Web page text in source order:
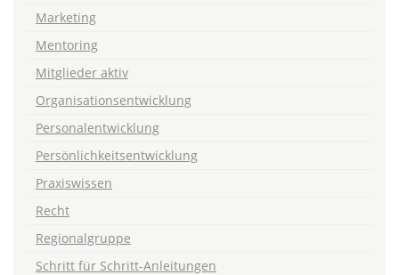
Marketing
Mentoring
Mitglieder aktiv
Organisationsentwicklung
Personalentwicklung
Persönlichkeitsentwicklung
Praxiswissen
Recht
Regionalgruppe
Schritt für Schritt-Anleitungen